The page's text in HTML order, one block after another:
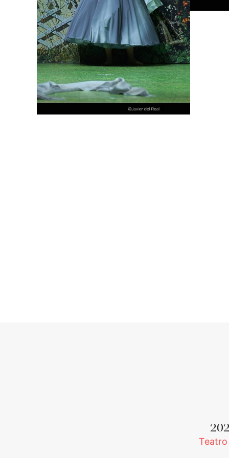
Lisette Oropesa
Download Full Size
May 24, 2023
Javier del Real
Teatro